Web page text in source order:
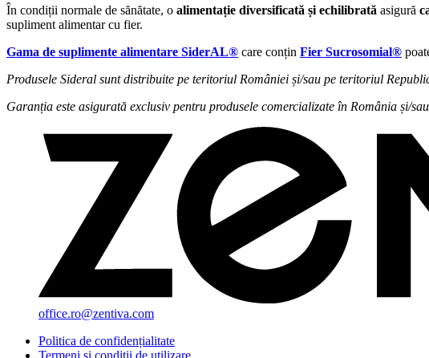
În condiții normale de sănătate, o alimentație diversificată și echilibrată asigură
supliment alimentar cu fier.
Gama de suplimente alimentare SiderAL® care conțin Fier Sucrosomial®
Produsele Sideral sunt distribuite pe teritoriul României și/sau pe teritoriul
Garanția este asigurată exclusiv pentru produsele comercializate în România și/
office.ro@zentiva.com
Politica de confidențialitate
Termeni și condiții de utilizare